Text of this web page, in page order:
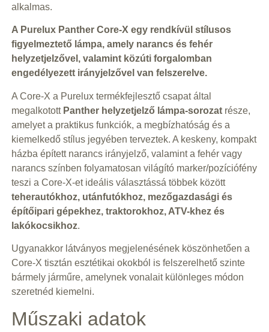
alkalmas.
A Purelux Panther Core-X egy rendkívül stílusos
figyelmeztető lámpa, amely narancs és fehér
helyzetjelzővel, valamint közúti forgalomban
engedélyezett irányjelzővel van felszerelve.
A Core-X a Purelux termékfejlesztő csapat által
megalkotott Panther helyzetjelző lámpa-sorozatrésze,
amelyet a praktikus funkciók, a megbízhatóság és a
kiemelkedő stílus jegyében terveztek. A keskeny, kompakt
házba épített narancs irányjelző, valamint a fehér vagy
narancs színben folyamatosan világító marker/pozíciófény
teszi a Core-X-et ideális választássá többek között
teherautókhoz, utánfutókhoz, mezőgazdasági és
építőipari gépekhez, traktorokhoz, ATV-khez és
lakókocsikhoz.
Ugyanakkor látványos megjelenésének köszönhetően a
Core-X tisztán esztétikai okokból is felszerelhető szinte
bármely járműre, amelynek vonalait különleges módon
szeretnéd kiemelni.
Műszaki adatok